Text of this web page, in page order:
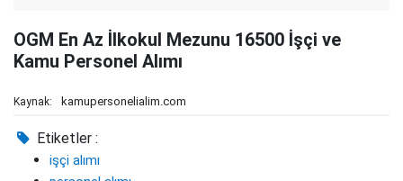
OGM En Az İlkokul Mezunu 16500 İşçi ve
Kamu Personel Alımı
Kaynak: kamupersonelialim.com
Etiketler :
işçi alımı